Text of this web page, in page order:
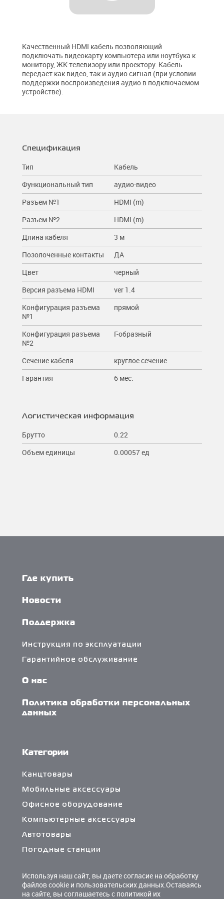
Короба архивные (микрогофрокартон)
Столы для ноутбуков
Коннекторы
Питание 220В
Качественный HDMI кабель позволяющий
подключать видеокарту компьютера или ноутбука к
монитору, ЖК-телевизору или проектору. Кабель
передает как видео, так и аудио сигнал (при условии
поддержки воспроизведения аудио в подключаемом
устройстве).
Спецификация
Тип
Кабель
Функциональный тип
аудио-видео
Разъем №1
HDMI (m)
Разъем №2
HDMI (m)
Длина кабеля
3 м
Позолоченные контакты
ДА
Цвет
черный
Версия разъема HDMI
ver 1.4
Конфигурация разъема
№1
прямой
Конфигурация разъема
№2
Г-образный
Сечение кабеля
круглое сечение
Гарантия
6 мес.
Логистическая информация
Брутто
0.22
Объем единицы
0.00057 ед
Где купить
Новости
Поддержка
Инструкция по эксплуатации
Гарантийное обслуживание
О нас
Политика обработки персональных
данных
Категории
Канцтовары
Мобильные аксессуары
Офисное оборудование
Компьютерные аксессуары
Автотовары
Погодные станции
Кабели и переходники
Чистящие средства
Используя наш сайт, вы даете согласие на обработку
файлов cookie и пользовательских данных.Оставаясь
на сайте, вы соглашаетесь с политикой их